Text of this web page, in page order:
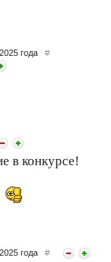
года #
в конкурсе!
года #